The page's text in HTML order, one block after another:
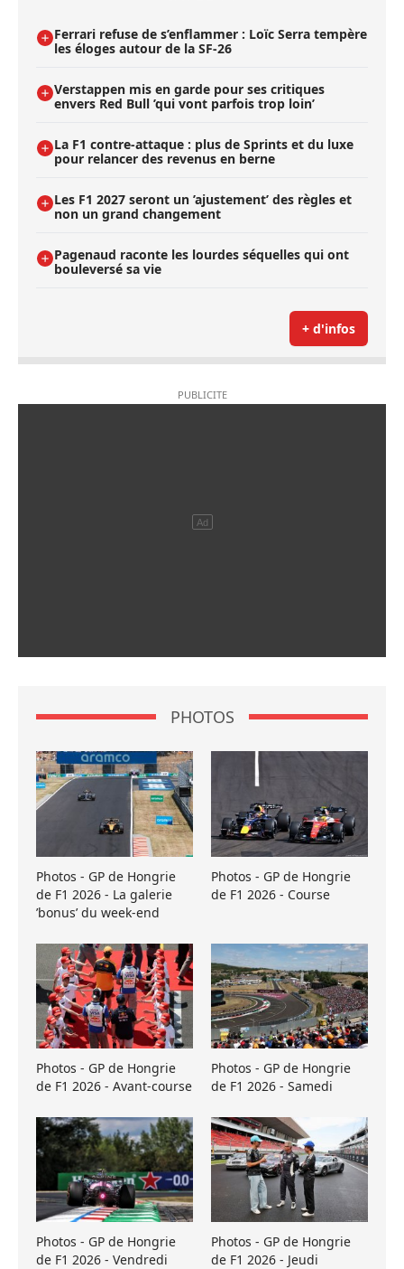
Ferrari refuse de s’enflammer : Loïc Serra tempère
les éloges autour de la SF-26
Verstappen mis en garde pour ses critiques
envers Red Bull ’qui vont parfois trop loin’
La F1 contre-attaque : plus de Sprints et du luxe
pour relancer des revenus en berne
Les F1 2027 seront un ’ajustement’ des règles et
non un grand changement
Pagenaud raconte les lourdes séquelles qui ont
bouleversé sa vie
+ d'infos
PHOTOS
Photos - GP de Hongrie
de F1 2026 - La galerie
’bonus’ du week-end
Photos - GP de Hongrie
de F1 2026 - Course
Photos - GP de Hongrie
de F1 2026 - Avant-course
Photos - GP de Hongrie
de F1 2026 - Samedi
Photos - GP de Hongrie
de F1 2026 - Vendredi
Photos - GP de Hongrie
de F1 2026 - Jeudi